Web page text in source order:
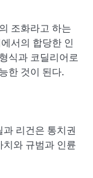
조화라고 하는
서의 합당한 인
식과 코딜리어로
한 것이 된다.
리건은 통치권
와 규범과 인륜